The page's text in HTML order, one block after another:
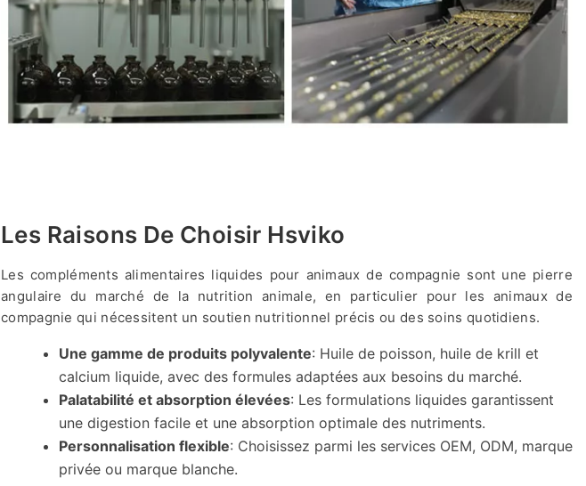
Les Raisons De Choisir Hsviko
Les compléments alimentaires liquides pour animaux de compagnie sont une pierre
angulaire du marché de la nutrition animale, en particulier pour les animaux de
compagnie qui nécessitent un soutien nutritionnel précis ou des soins quotidiens.
Une gamme de produits polyvalente: Huile de poisson, huile de krill et
calcium liquide, avec des formules adaptées aux besoins du marché.
Palatabilité et absorption élevées: Les formulations liquides garantissent
une digestion facile et une absorption optimale des nutriments.
Personnalisation flexible: Choisissez parmi les services OEM, ODM, marque
privée ou marque blanche.